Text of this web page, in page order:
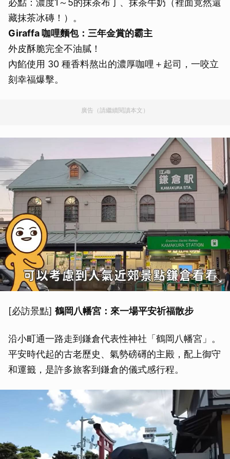
必點：濃度1～5的抹茶布丁、抹茶牛奶（裡面竟然還
藏抹茶冰磚！）。
Giraffa 咖哩麵包：三年金賞的霸主
外皮酥脆完全不油膩！
內餡使用 30 種香料熬出的濃厚咖哩＋起司，一咬立
刻幸福爆擊。
廣告（請繼續閱讀本文）
[必訪景點] 鶴岡八幡宮：來一場平安祈福散步
沿小町通一路走到鎌倉代表性神社「鶴岡八幡宮」。
平安時代起的古老歷史、氣勢磅礡的主殿，配上御守
和運籤，是許多旅客到鎌倉的儀式感行程。